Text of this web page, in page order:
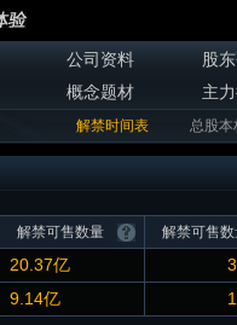
公司资料
股
概念题材 主
解禁时间表 总股本
解禁可售数量
解禁可售
20.37亿
9.14亿